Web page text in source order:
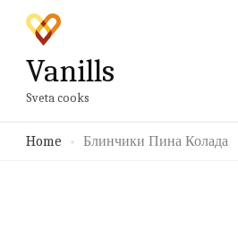
Vanills
Sveta cooks
Home Блинчики Пина Колада